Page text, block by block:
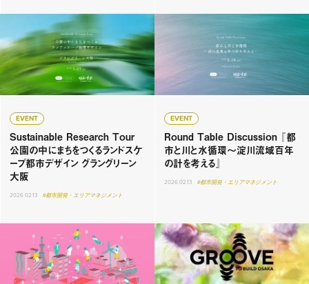
EVENT
Sustainable Research Tour
公園の中にまちをつくるランドスケ
ープ都市デザイン グラングリーン
大阪
2026.02.13 #都市開発・エリアマネジメント
EVENT
Round Table Discussion 『都
市と川と水循環〜淀川流域百年
の計を考える』
2026.02.13 #都市開発・エリアマネジメント